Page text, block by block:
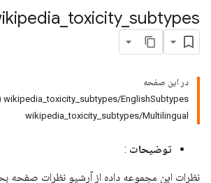
toxicity_ subtypes
در این صفحه
wikipedia_toxicity_subtypes/EnglishSubtypes (پیکربندی پیش‌فرض)
wikipedia_toxicity_subtypes/Multilingual
توضیحات :
نظرات این مجموعه داده از آرشیو نظرات صفحه